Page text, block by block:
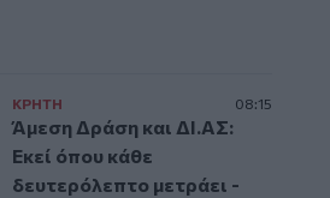
ΚΡΗΤΗ 08:15
Άμεση Δράση και ΔΙ.ΑΣ:
Εκεί όπου κάθε
δευτερόλεπτο μετράει -